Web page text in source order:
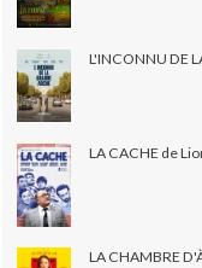
L'INCONNU DE
LA CACHE de
LA CHAMBRE